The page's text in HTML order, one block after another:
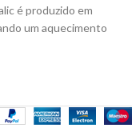
é produzido em
um aquecimento